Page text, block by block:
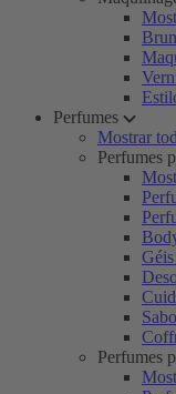
Perfumes
Mostrar
Perfumes
Perfumes